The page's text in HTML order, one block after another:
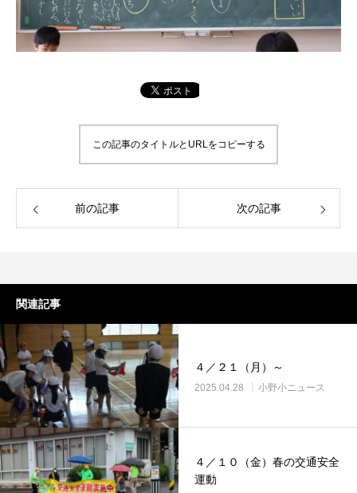
この記事のタイトルとURLをコピーする
前の記事 次の記事
関連記事
４／２１（月）～
2025.04.28 小野小ニュース
４／１０（金）春の交通安全
運動